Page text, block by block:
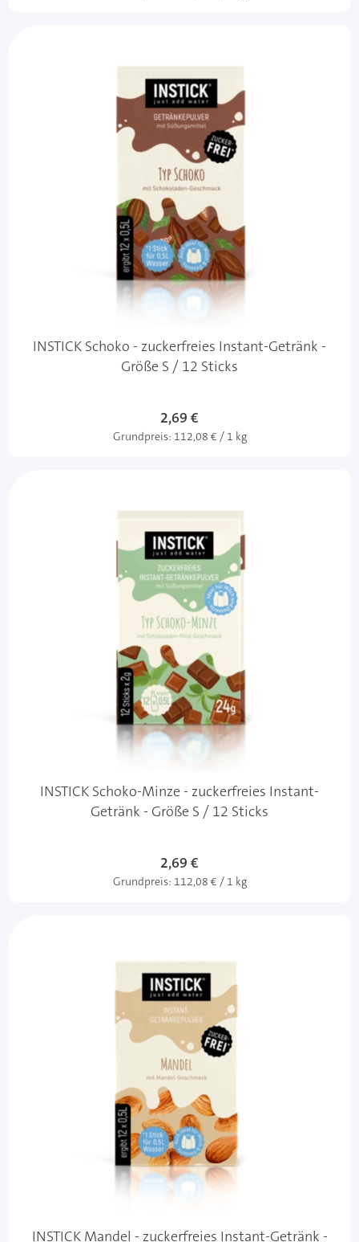
INSTICK Schoko - zuckerfreies Instant-Getränk -
Größe S / 12 Sticks
2,69 €
Grundpreis: 112,08 € / 1 kg
INSTICK Schoko-Minze - zuckerfreies Instant-
Getränk - Größe S / 12 Sticks
2,69 €
Grundpreis: 112,08 € / 1 kg
INSTICK Mandel - zuckerfreies Instant-Getränk -